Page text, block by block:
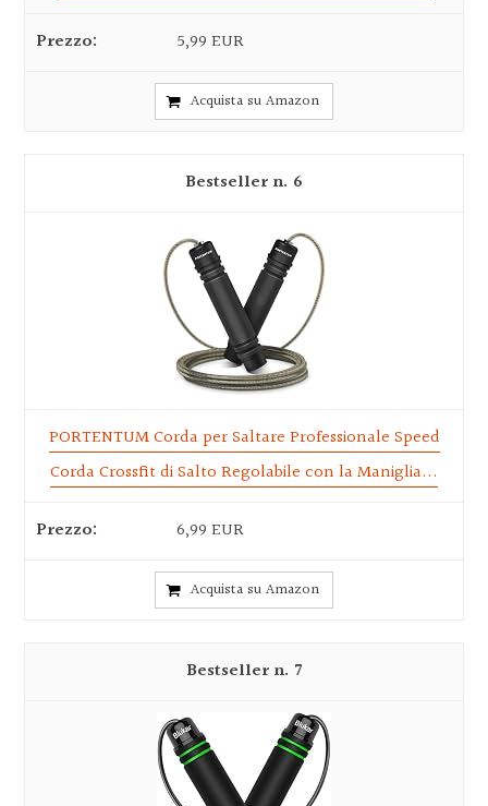
5,99 EUR
Acquista su Amazon
6
PORTENTUM Corda per Saltare Professionale Speed
Corda Crossfit di Salto Regolabile con la Maniglia...
6,99 EUR
Acquista su Amazon
7